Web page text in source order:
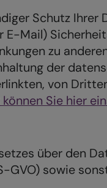
Schutz
Mail)
zu
der
von
Sie hier
über den
sowie